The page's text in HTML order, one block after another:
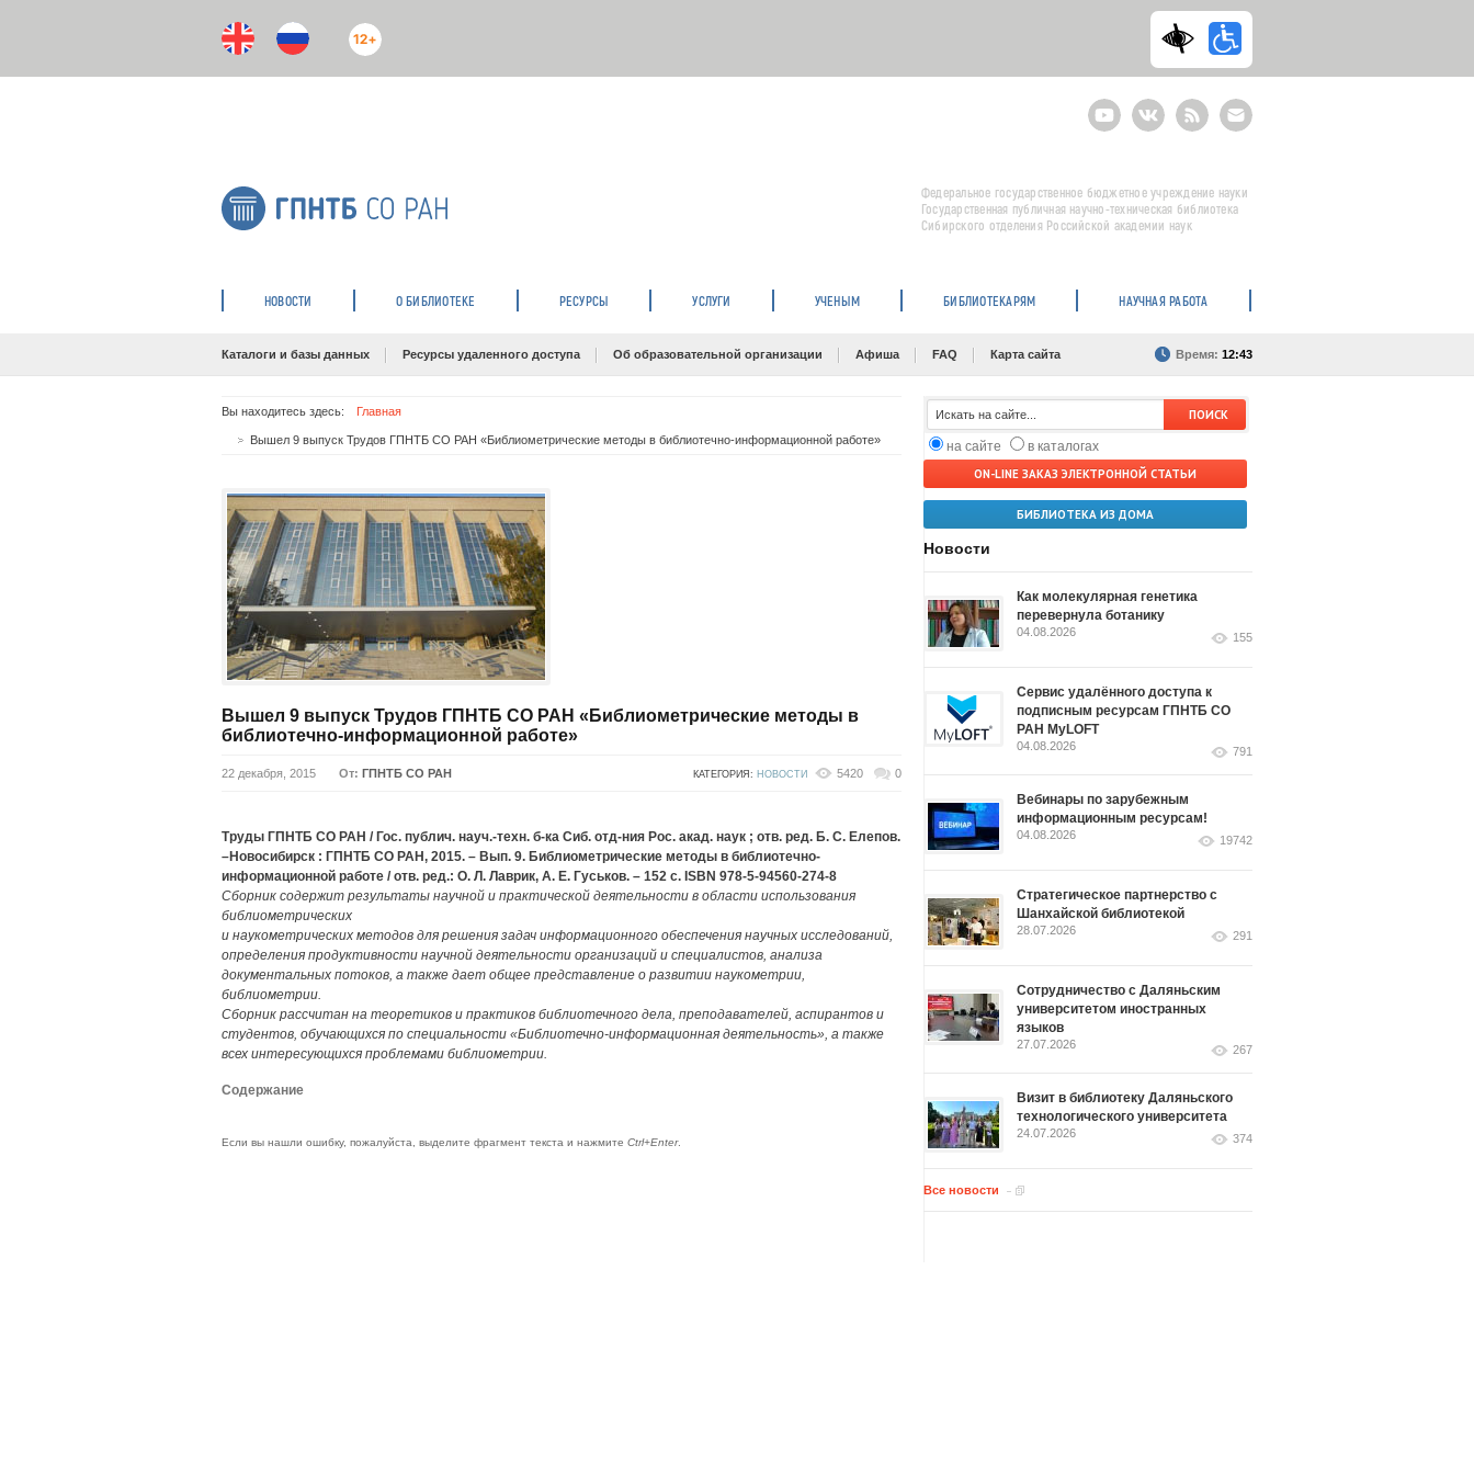
12+
YoutubeВКонтактеRSS
E-
mail
подписка
Федеральное государственное бюджетное учреждение науки
Государственная публичная научно-техническая библиотека
Сибирского отделения Российской академии наук
НОВОСТИ О БИБЛИОТЕКЕ РЕСУРСЫ УСЛУГИ УЧЕНЫМ БИБЛИОТЕКАРЯМ НАУЧНАЯ РАБОТА
Каталоги и базы данных Ресурсы удаленного доступа Об образовательной организации Афиша FAQ Карта сайта Время: 12:43
Вы находитесь здесь: Главная
Вышел 9 выпуск Трудов ГПНТБ СО РАН «Библиометрические методы в библиотечно-информационной работе»
Вышел 9 выпуск Трудов ГПНТБ СО РАН «Библиометрические методы в
библиотечно-информационной работе»
22 декабря, 2015 От: ГПНТБ СО РАН КАТЕГОРИЯ: НОВОСТИ 5420 0
Труды ГПНТБ СО РАН / Гос. публич. науч.-техн. б-ка Сиб. отд-ния Рос. акад. наук ; отв. ред. Б. С. Елепов.
–Новосибирск : ГПНТБ СО РАН, 2015. – Вып. 9. Библиометрические методы в библиотечно-
информационной работе / отв. ред.: О. Л. Лаврик, А. Е. Гуськов. – 152 с. ISBN 978-5-94560-274-8
Сборник содержит результаты научной и практической деятельности в области использования
библиометрических
и наукометрических методов для решения задач информационного обеспечения научных исследований,
определения продуктивности научной деятельности организаций и специалистов, анализа
документальных потоков, а также дает общее представление о развитии наукометрии,
библиометрии.
Сборник рассчитан на теоретиков и практиков библиотечного дела, преподавателей, аспирантов и
студентов, обучающихся по специальности «Библиотечно-информационная деятельность», а также
всех интересующихся проблемами библиометрии.
Содержание
Если вы нашли ошибку, пожалуйста, выделите фрагмент текста и нажмите Ctrl+Enter.
на сайте
в каталогах
ON-LINE ЗАКАЗ ЭЛЕКТРОННОЙ СТАТЬИ
БИБЛИОТЕКА ИЗ ДОМА
Новости
Как молекулярная генетика
перевернула ботанику
04.08.2026 155
Сервис удалённого доступа к
подписным ресурсам ГПНТБ СО
РАН MyLOFT
04.08.2026 791
Вебинары по зарубежным
информационным ресурсам!
04.08.2026 19742
Стратегическое партнерство с
Шанхайской библиотекой
28.07.2026 291
Сотрудничество с Даляньским
университетом иностранных
языков
27.07.2026 267
Визит в библиотеку Даляньского
технологического университета
24.07.2026 374
Все новости